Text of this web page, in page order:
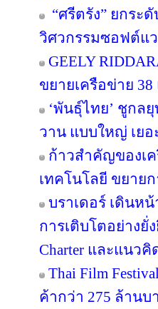
“ศรีตรัง” ยกระ
วิศวกรรมซอฟต์แว
GEELY
ขยายเครือข่าย
‘พันธุ์ไทย’ ชูกล
วาน แบบใหญ่ เยอ
ก้าวสำคัญของเ
เทคโนโลยี ขยาย
บราเดอร์ เดินห
การเติบโตอย่างยั่
Charter และแนวคิ
Thai Film
ค้ากว่า 275 ล้านบ